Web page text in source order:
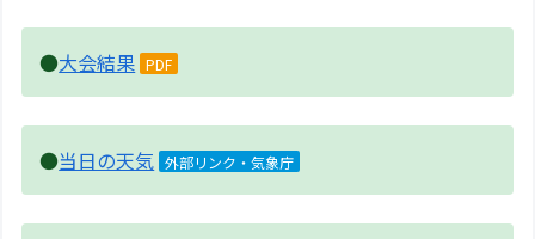
●大会結果 PDF
●当日の天気 外部リンク・気象庁